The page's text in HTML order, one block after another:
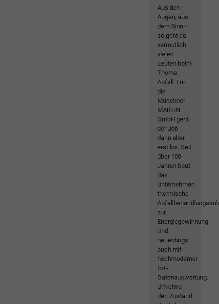
Aus den
Augen, aus
dem Sinn -
so geht es
vermutlich
vielen
Leuten beim
Thema
Abfall. Für
die
Münchner
MARTIN
GmbH geht
der Job
dann aber
erst los. Seit
über 100
Jahren baut
das
Unternehmen
thermische
zur
Energiegewinnung.
Und
neuerdings
auch mit
hochmoderner
IoT-
Datenauswertung.
Um etwa
den Zustand